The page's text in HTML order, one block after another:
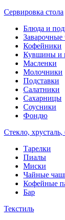
Сервировка стола
Блюда и
Заварочные
Кофейники
Кувшины и
Масленки
Молочники
Подставки
Салатники
Сахарницы
Соусники
Фондю
Стекло, хрусталь,
Тарелки
Пиалы
Миски
Чайные
Кофейные
Бар
Текстиль